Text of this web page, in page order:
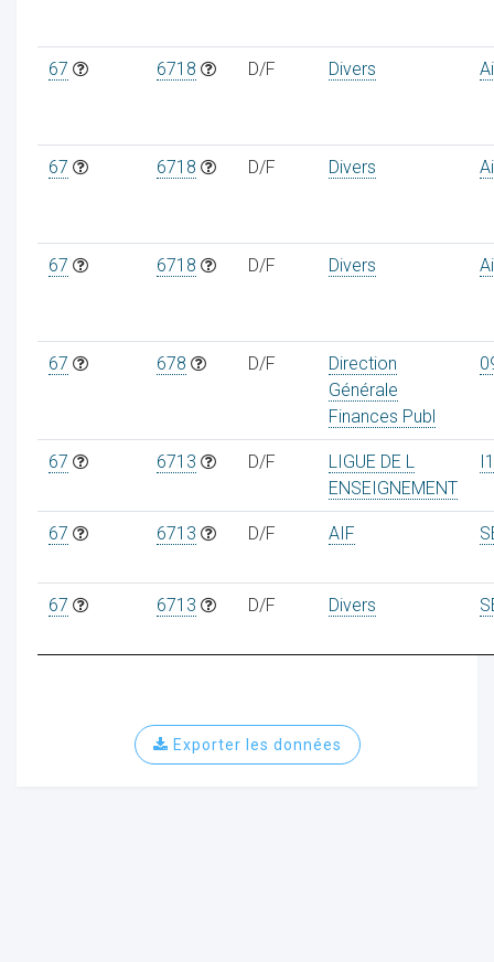
67 6718 D/F Divers
67 6718 D/F Divers
67 6718 D/F Divers
67 678 D/F
Direction
Générale
Finances Publ
67 6713 D/F
LIGUE DE L
ENSEIGNEMENT
67 6713 D/F AIF
67 6713 D/F Divers
Exporter les données